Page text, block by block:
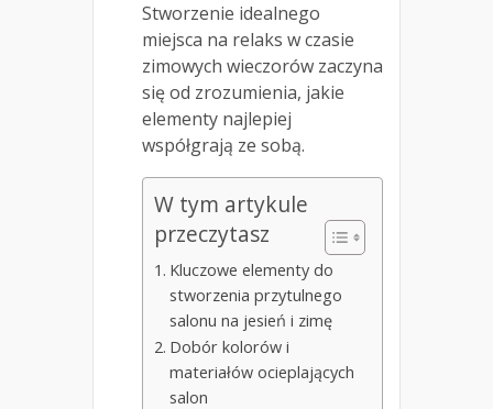
Stworzenie idealnego
miejsca na relaks w czasie
zimowych wieczorów zaczyna
się od zrozumienia, jakie
elementy najlepiej
współgrają ze sobą.
W tym artykule
przeczytasz
Kluczowe elementy do
stworzenia przytulnego
salonu na jesień i zimę
Dobór kolorów i
materiałów ocieplających
salon